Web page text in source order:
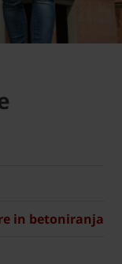
in betoniranja